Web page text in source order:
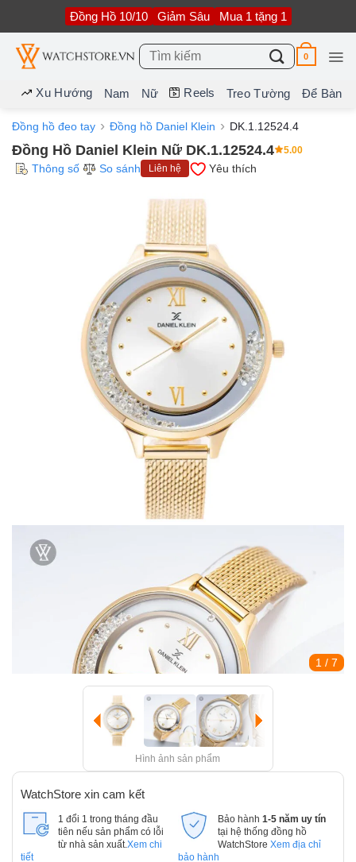
nội
dung
Đồng Hồ 10/10 Giảm Sâu Mua 1 tặng 1
Tìm
kiếm:
0
Xu Hướng Nam Nữ Reels Treo Tường Để Bàn
Đồng hồ đeo tay Đồng hồ Daniel Klein DK.1.12524.4
Đồng Hồ Daniel Klein Nữ DK.1.12524.4 5.00
Thông số So sánh Liên hệ Yêu thích
1 / 7
Hình ảnh sản phẩm
WatchStore xin cam kết
1 đổi 1 trong tháng đầu
tiên nếu sản phẩm có lỗi
từ nhà sản xuất. Xem chi
tiết
Bảo hành 1-5 năm uy tín
tại hệ thống đồng hồ
WatchStore Xem địa chỉ
bảo hành